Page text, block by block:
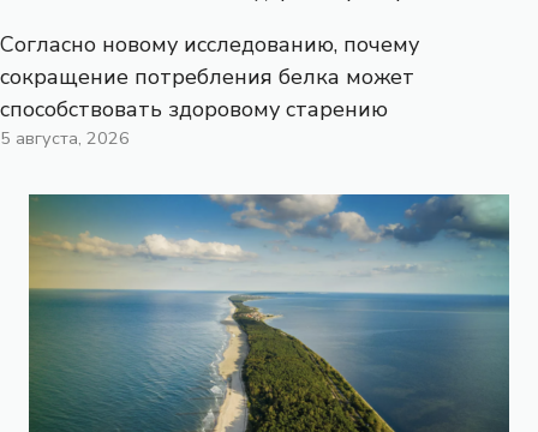
Согласно новому исследованию, почему
сокращение потребления белка может
способствовать здоровому старению
5 августа, 2026